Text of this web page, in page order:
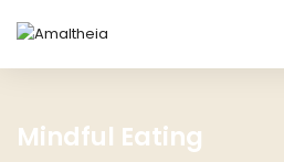
Mindful Eating